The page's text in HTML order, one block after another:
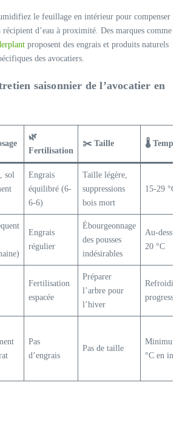
le feuillage en intérieur pour compenser
récipient d’eau à proximité. Des marques comme
proposent des engrais et produits naturels
des avocatiers.
saisonnier de l’avocatier en
🌿
Fertilisation
✂️ Taille 🌡️
sol
Engrais
équilibré (6-
6-6)
Taille légère,
suppressions
bois mort
15-29 °C
Engrais
régulier
Ébourgeonnage
des pousses
indésirables
Au-dessus
20 °C
Fertilisation
espacée
Préparer
l’arbre pour
l’hiver
progressif
Pas
d’engrais
Pas de taille
Minimum
°C en